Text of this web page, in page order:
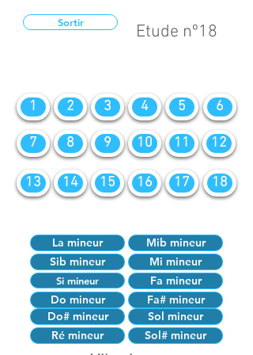
Sortir Etude nº18
1 2 3 4 5 6
7 8 9 10 11 12
13 14 15 16 17 18
La mineur
Mib mineur
Sib mineur
Mi mineur
Si mineur
Fa mineur
Do mineur
Do# mineur
Fa# mineur
Sol mineur
Ré mineur
Sol# mineur